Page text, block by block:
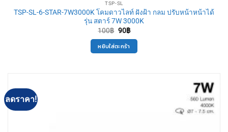
TSP-SL
TSP-SL-6-STAR-7W3000K โคมดาวไลท์ ฝังฝ้า กลม ปรับหน้าหน้าได้
รุ่น สตาร์ 7W 3000K
100฿ Original
price
was:
100฿.
90฿Current
90฿.
หยิบใส่ตะกร้า
ลดราคา!